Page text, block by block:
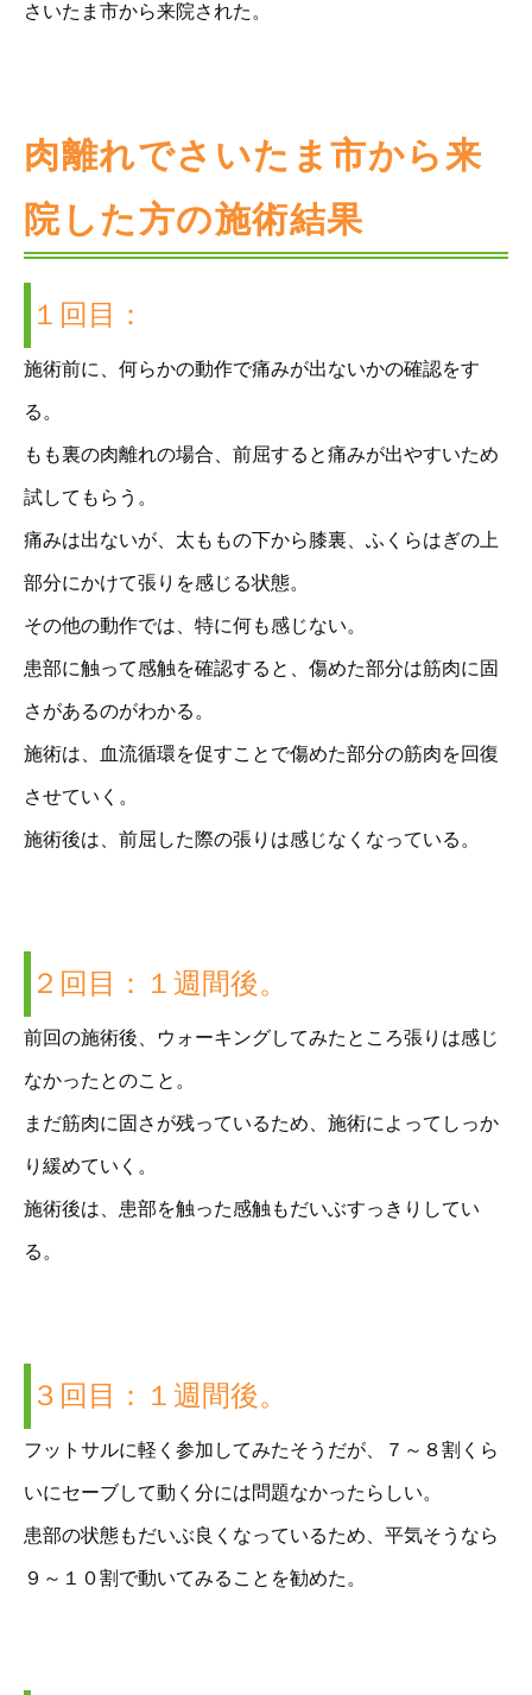
さいたま市から来院された。
肉離れでさいたま市から来
院した方の施術結果
１回目：
施術前に、何らかの動作で痛みが出ないかの確認をす
る。
もも裏の肉離れの場合、前屈すると痛みが出やすいため
試してもらう。
痛みは出ないが、太ももの下から膝裏、ふくらはぎの上
部分にかけて張りを感じる状態。
その他の動作では、特に何も感じない。
患部に触って感触を確認すると、傷めた部分は筋肉に固
さがあるのがわかる。
施術は、血流循環を促すことで傷めた部分の筋肉を回復
させていく。
施術後は、前屈した際の張りは感じなくなっている。
２回目：１週間後。
前回の施術後、ウォーキングしてみたところ張りは感じ
なかったとのこと。
まだ筋肉に固さが残っているため、施術によってしっか
り緩めていく。
施術後は、患部を触った感触もだいぶすっきりしてい
る。
３回目：１週間後。
フットサルに軽く参加してみたそうだが、７～８割くら
いにセーブして動く分には問題なかったらしい。
患部の状態もだいぶ良くなっているため、平気そうなら
９～１０割で動いてみることを勧めた。